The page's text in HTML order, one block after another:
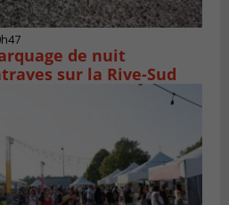
de nuit
sur la Rive-Sud